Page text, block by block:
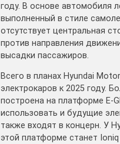
году. В основе автомобиля
выполненный в стиле
отсутствует центральная
против направления
высадки пассажиров.
Всего в планах Hyundai
электрокаров к 2025 году.
построена на платформе E-
использовать и будущие
также входят в концерн. У
этой платформе станет